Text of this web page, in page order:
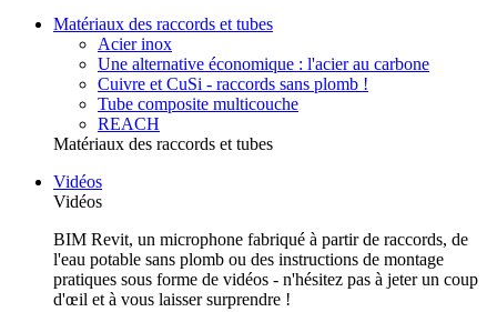
Matériaux des raccords et tubes
Acier inox
Une alternative économique : l'acier au carbone
Cuivre et CuSi - raccords sans plomb !
Tube composite multicouche
REACH
Matériaux des raccords et tubes
Vidéos
Vidéos
BIM Revit, un microphone fabriqué à partir de raccords, de
l'eau potable sans plomb ou des instructions de montage
pratiques sous forme de vidéos - n'hésitez pas à jeter un coup
d'œil et à vous laisser surprendre !